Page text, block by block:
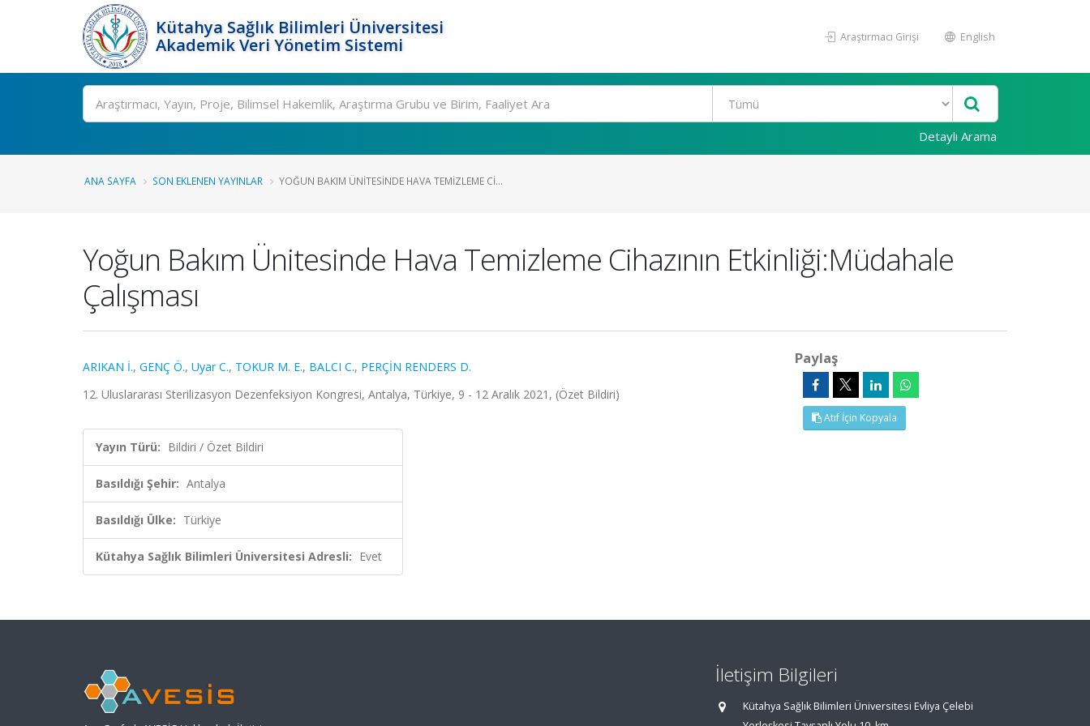
Kütahya Sağlık Bilimleri Üniversitesi
Akademik Veri Yönetim Sistemi
Araştırmacı Girişi English
Ara
Detaylı Arama
ANA SAYFA SON EKLENEN YAYINLAR YOĞUN BAKIM ÜNITESINDE HAVA TEMIZLEME CI...
Yoğun Bakım Ünitesinde Hava Temizleme Cihazının Etkinliği:Müdahale
Çalışması
ARIKAN İ., GENÇ Ö., Uyar C., TOKUR M. E., BALCI C., PERÇİN RENDERS D.
12. Uluslararası Sterilizasyon Dezenfeksiyon Kongresi, Antalya, Türkiye, 9 - 12 Aralık 2021, (Özet Bildiri)
Yayın Türü: Bildiri / Özet Bildiri
Basıldığı Şehir: Antalya
Basıldığı Ülke: Türkiye
Kütahya Sağlık Bilimleri Üniversitesi Adresli: Evet
Paylaş
Atıf İçin Kopyala
İletişim Bilgileri
Kütahya Sağlık Bilimleri Üniversitesi Evliya Çelebi